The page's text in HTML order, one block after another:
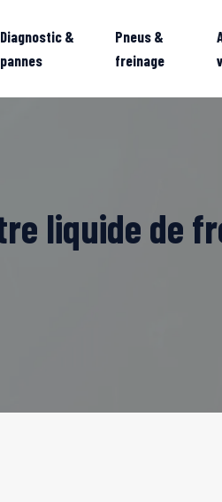
Diagnostic &
pannes
Pneus &
freinage
liquide de